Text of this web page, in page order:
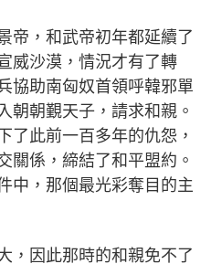
帝，和武帝初年都延續了
威沙漠，情況才有了轉
協助南匈奴首領呼韓邪單
朝朝覲天子，請求和親。
了此前一百多年的仇怨，
關係，締結了和平盟約。
中，那個最光彩奪目的主
，因此那時的和親免不了